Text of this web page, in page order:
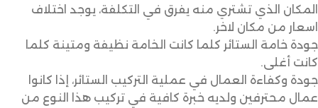
المكان الذي تشتري منه يفرق في التكلفة، يوجد اختلاف
اسعار من مكان لاخر.
جودة خامة الستائر كلما كانت الخامة نظيفة ومتينة كلما
كانت أغلى.
جودة وكفاءة العمال في عملية التركيب الستائر، إذا كانوا
عمال محترفين ولديه خبرة كافية في تركيب هذا النوع من